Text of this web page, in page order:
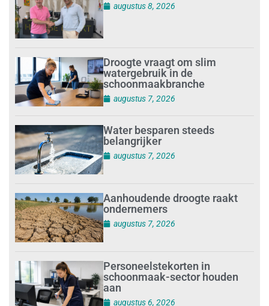
augustus 8, 2026
Droogte vraagt om slim
watergebruik in de
schoonmaakbranche
augustus 7, 2026
Water besparen steeds
belangrijker
augustus 7, 2026
Aanhoudende droogte raakt
ondernemers
augustus 7, 2026
Personeelstekorten in
schoonmaak-sector houden
aan
augustus 6, 2026